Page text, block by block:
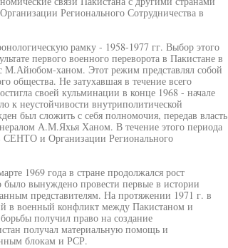
Регионального Сотрудничества в
рамку - 1958-1977 гг. Выбор этого
первого военного переворота в Пакистане в
М.Айюбом-ханом. Этот режим представлял собой
общества. Не затухавшая в течение всего
своей кульминации в конце 1968 - начале
к неустойчивости внутриполитической
был сложить с себя полномочия, передав власть
А.М.Яхья Ханом. В течение этого периода
СЕНТО и Организации Регионального
1969 года в стране продолжался рост
было вынуждено провести первые в истории
представителям. На протяжении 1971 г. в
в военный конфликт между Пакистаном и
получил право на создание
получал материальную помощь и
блокам и РСР.